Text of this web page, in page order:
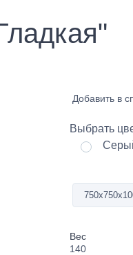
Добавить в
Выбрать
Вес
140